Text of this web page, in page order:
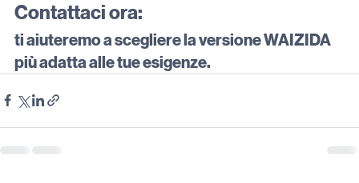
Contattaci ora:
ti aiuteremo a scegliere la versione WAIZIDA
più adatta alle tue esigenze.